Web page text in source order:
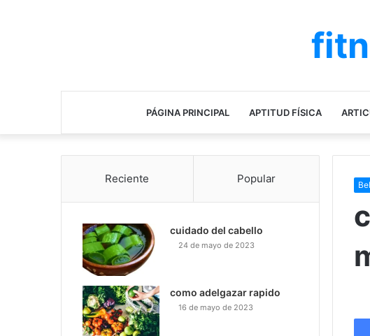
PÁGINA PRINCIPAL APTITUD FÍSICA
Reciente Popular
cuidado del cabello
24 de mayo de 2023
como adelgazar rapido
16 de mayo de 2023